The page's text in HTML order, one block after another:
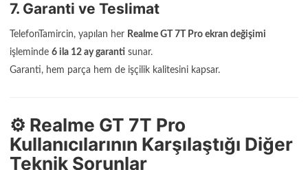
7. Garanti ve Teslimat
TelefonTamircin, yapılan her Realme GT 7T Pro ekran değişimi
işleminde 6 ila 12 ay garanti sunar.
Garanti, hem parça hem de işçilik kalitesini kapsar.
⚙️ Realme GT 7T Pro
Kullanıcılarının Karşılaştığı Diğer
Teknik Sorunlar